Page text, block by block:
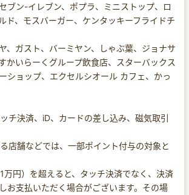
ブン-イレブン、ポプラ、ミニストップ、ロ
ド、モスバーガー、ケンタッキーフライドチ
、ガスト、バーミヤン、しゃぶ葉、ジョナサ
かいらーくグループ飲食店、スターバックス
ショップ、エクセルシオール カフェ、かっ
チ決済、iD、カードの差し込み、磁気取引
店舗などでは、一部ポイント付与の対象と
万円）を超えると、タッチ決済でなく、決済
お支払いただく場合がございます。その場